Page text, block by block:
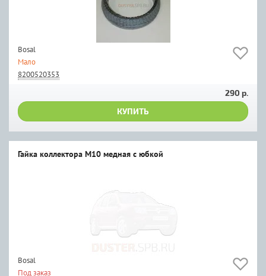
Bosal
Мало
8200520353
290 р.
КУПИТЬ
Гайка коллектора М10 медная с юбкой
Bosal
Под заказ